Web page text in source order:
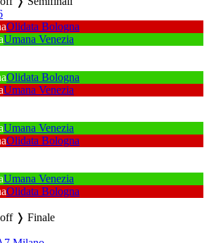
Olidata Bologna
Umana Venezia
Olidata Bologna
Umana Venezia
Umana Venezia
Olidata Bologna
Umana Venezia
Olidata Bologna
❭ Finale